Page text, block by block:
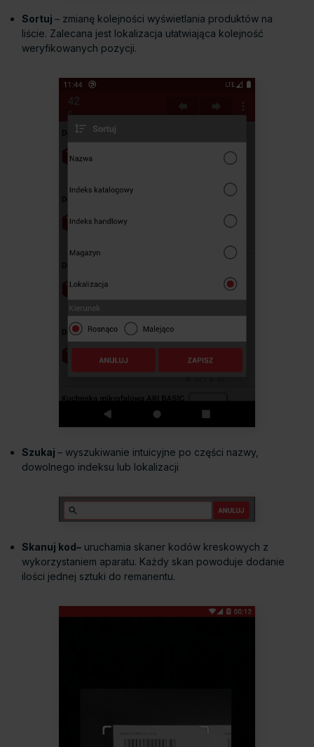
Sortuj – zmianę kolejności wyświetlania produktów na
liście. Zalecana jest lokalizacja ułatwiająca kolejność
weryfikowanych pozycji.
Szukaj – wyszukiwanie intuicyjne po części nazwy,
dowolnego indeksu lub lokalizacji
Skanuj kod– uruchamia skaner kodów kreskowych z
wykorzystaniem aparatu. Każdy skan powoduje dodanie
ilości jednej sztuki do remanentu.